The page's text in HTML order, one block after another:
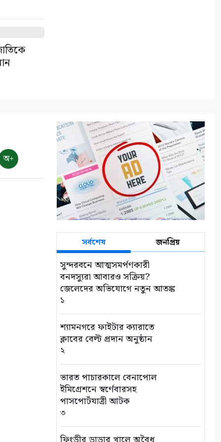
জরিমানা
৯
সাতক্ষীরায় জুলাই গণঅভ্যুত্থানের
দ্বিতীয় বার্ষিকী উপলক্ষে
জামায়াতের বিক্ষোভ মিছিল
১০
অ+
সর্বশেষ জনপ্রিয়
সুন্দরবনে আত্মসমর্পণকারী
বনদস্যুরা আবারও সক্রিয়?
জেলেদের অভিযোগে নতুন আতঙ্ক
১
শ্যামনগরে ফাইটার ক্যারাতে
ক্লাবের বেল্ট প্রদান অনুষ্ঠান
২
ভারত পাচারকালে বেনাপোল
ইমিগ্রেশনে স্বর্ণেবারসহ
পাসপোর্টযাত্রী আটক
৩